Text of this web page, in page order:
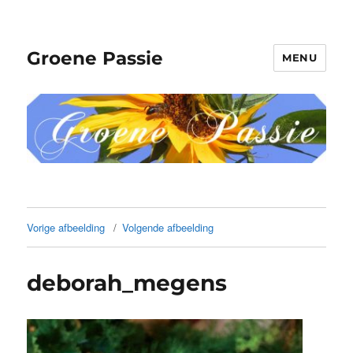
Groene Passie MENU
Vorige afbeelding Volgende afbeelding
deborah_megens